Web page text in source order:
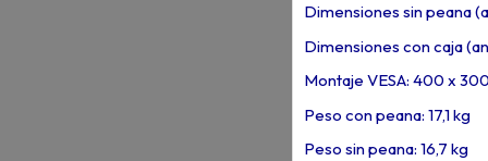
Dimensiones sin peana
Dimensiones con caja
Montaje VESA: 400 x
Peso con peana: 17,1 kg
Peso sin peana: 16,7 kg